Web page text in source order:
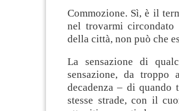
Commozione. Sì, è il
nel trovarmi
della città, non può che
La sensazione di
sensazione, da
decadenza – di
stesse strade, con il